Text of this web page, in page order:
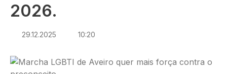
2026.
29.12.2025 10:20
Imagem